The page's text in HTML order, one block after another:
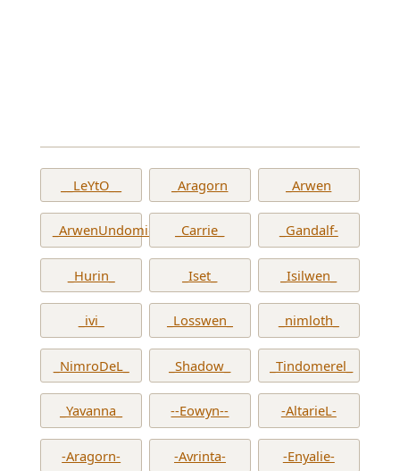
__LeYtO__ _Aragorn _Arwen
_ArwenUndomiel_ _Carrie_ _Gandalf-
_Hurin_ _Iset_ _Isilwen_
_ivi_ _Losswen_ _nimloth_
_NimroDeL_ _Shadow_ _Tindomerel_
_Yavanna_ --Eowyn-- -AltarieL-
-Aragorn- -Avrinta- -Enyalie-